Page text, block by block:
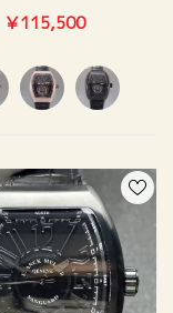
￥115,500